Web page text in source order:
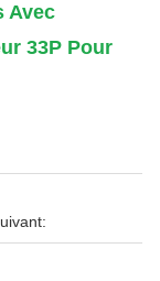
Avec
33P Pour